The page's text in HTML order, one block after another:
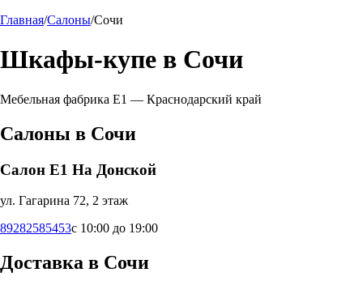
Главная/Салоны/Сочи
Шкафы-купе в Сочи
Мебельная фабрика Е1 — Краснодарский край
Салоны в Сочи
Салон Е1 На Донской
ул. Гагарина 72, 2 этаж
89282585453с 10:00 до 19:00
Доставка в Сочи